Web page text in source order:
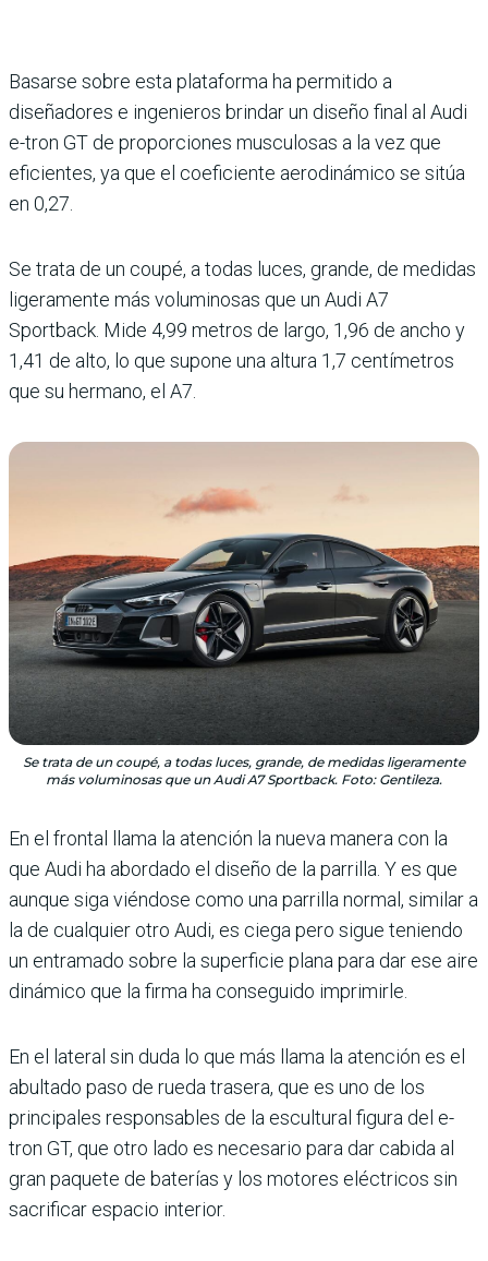
Basarse sobre esta plataforma ha permitido a
diseñadores e ingenieros brindar un diseño final al Audi
e-tron GT de proporciones musculosas a la vez que
eficientes, ya que el coeficiente aerodinámico se sitúa
en 0,27.
Se trata de un coupé, a todas luces, grande, de medidas
ligeramente más voluminosas que un Audi A7
Sportback. Mide 4,99 metros de largo, 1,96 de ancho y
1,41 de alto, lo que supone una altura 1,7 centímetros
que su hermano, el A7.
Se trata de un coupé, a todas luces, grande, de medidas ligeramente
más voluminosas que un Audi A7 Sportback. Foto: Gentileza.
En el frontal llama la atención la nueva manera con la
que Audi ha abordado el diseño de la parrilla. Y es que
aunque siga viéndose como una parrilla normal, similar a
la de cualquier otro Audi, es ciega pero sigue teniendo
un entramado sobre la superficie plana para dar ese aire
dinámico que la firma ha conseguido imprimirle.
En el lateral sin duda lo que más llama la atención es el
abultado paso de rueda trasera, que es uno de los
principales responsables de la escultural figura del e-
tron GT, que otro lado es necesario para dar cabida al
gran paquete de baterías y los motores eléctricos sin
sacrificar espacio interior.